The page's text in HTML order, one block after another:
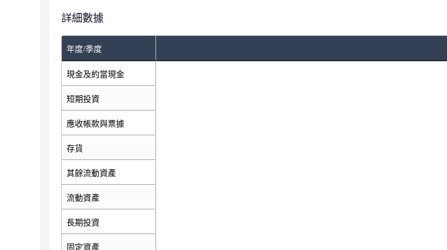
詳細數據
年度/季度
現金及約當現金
短期投資
應收帳款與票據
存貨
其餘流動資產
流動資產
長期投資
固定資產